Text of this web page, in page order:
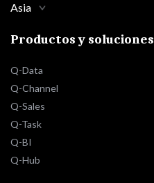
Asia
Productos y soluciones
Q-Data
Q-Channel
Q-Sales
Q-Task
Q-BI
Q-Hub